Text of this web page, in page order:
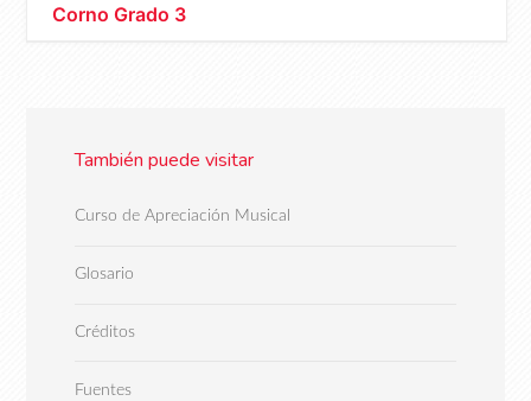
Corno Grado 3
También puede visitar
Curso de Apreciación Musical
Glosario
Créditos
Fuentes